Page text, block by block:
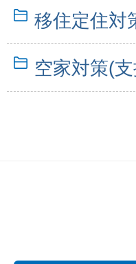
移住定住対
空家対策(